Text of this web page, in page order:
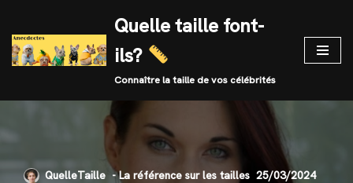
Skip
to
Quelle taille font-
ils?
Connaître la taille de vos célébrités
QuelleTaille 25/03/2024